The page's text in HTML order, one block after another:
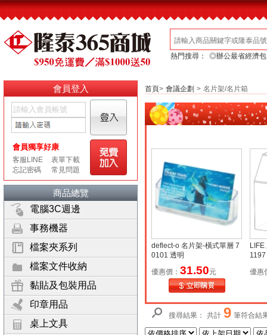
熱門搜尋： ◎辦公最省經濟包
會員登入
商品總覽
電腦3C週邊
事務機器
檔案夾系列
檔案文件收納
黏貼及包裝用品
印章用品
桌上文具
首頁> 會議企劃 > 名片架/名片箱
deflect-o 名片架-橫式單層 7
0101 透明
優惠價： 31.50元
1197
優惠
搜尋結果： 共計 9 筆符合結